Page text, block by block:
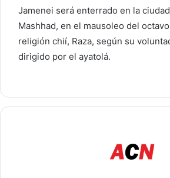
Jamenei será enterrado en la
Mashhad, en el mausoleo del
religión chií, Raza, según su
dirigido por el ayatolá.